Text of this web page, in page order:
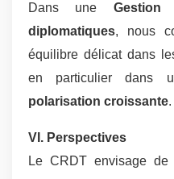
Dans une
diplomatiques, nous
équilibre délicat dans
en particulier dans
polarisation croissante.
VI. Perspectives
Le CRDT envisage de